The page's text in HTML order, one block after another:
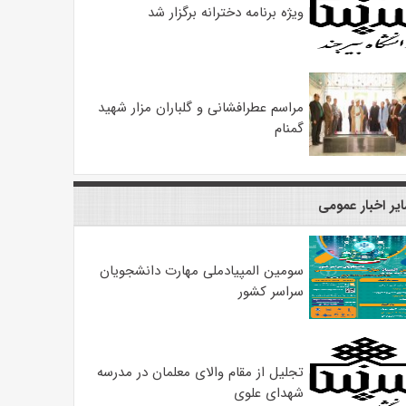
ویژه برنامه دخترانه برگزار شد
مراسم عطرافشانی و گلباران مزار شهید
گمنام
اخبار عمومی
سومین المپیادملی مهارت دانشجویان
سراسر کشور
تجلیل از مقام والای معلمان در مدرسه
شهدای علوی